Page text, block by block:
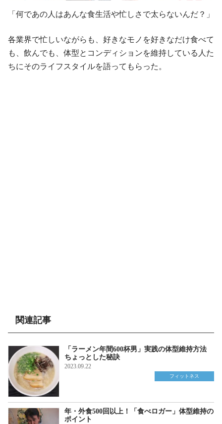
「何であの人はあんな食生活や忙しさで太らないんだ？」
各業界で忙しいながらも、好きなモノを好きなだけ食べて
も、飲んでも、体型とコンディションを維持している人た
ちにそのライフスタイルを語ってもらった。
関連記事
「ラーメン年間600杯男」実践の体型維持方法
ちょっとした秘訣
2023.09.22
フィットネス
年・外食500回以上！「食べロガー」体型維持の
ポイント